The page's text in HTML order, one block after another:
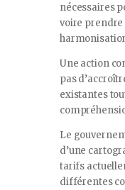
nécessaires
voire prendre
Une action
pas
existantes
Le
d’une
tarifs
différentes